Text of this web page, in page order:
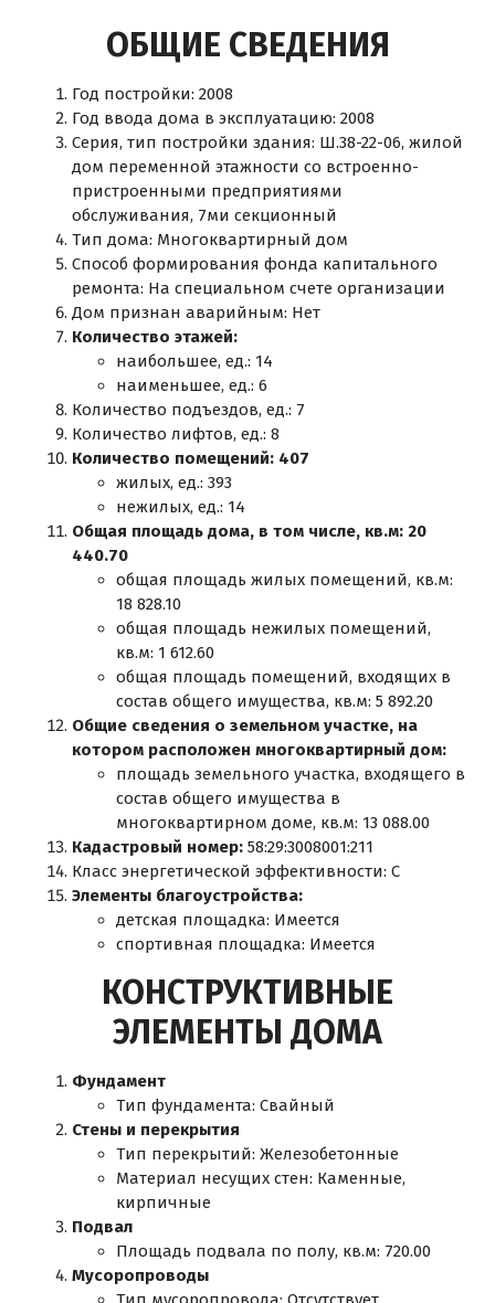
ОБЩИЕ СВЕДЕНИЯ
Год постройки: 2008
Год ввода дома в эксплуатацию: 2008
Серия, тип постройки здания: Ш.38-22-06, жилой
дом переменной этажности со встроенно-
пристроенными предприятиями
обслуживания, 7ми секционный
Тип дома: Многоквартирный дом
Способ формирования фонда капитального
ремонта: На специальном счете организации
Дом признан аварийным: Нет
Количество этажей:
наибольшее, ед.: 14
наименьшее, ед.: 6
Количество подъездов, ед.: 7
Количество лифтов, ед.: 8
Количество помещений: 407
жилых, ед.: 393
нежилых, ед.: 14
Общая площадь дома, в том числе, кв.м: 20
440.70
общая площадь жилых помещений, кв.м:
18 828.10
общая площадь нежилых помещений,
кв.м: 1 612.60
общая площадь помещений, входящих в
состав общего имущества, кв.м: 5 892.20
Общие сведения о земельном участке, на
котором расположен многоквартирный дом:
площадь земельного участка, входящего в
состав общего имущества в
многоквартирном доме, кв.м: 13 088.00
Кадастровый номер: 58:29:3008001:211
Класс энергетической эффективности: C
Элементы благоустройства:
детская площадка: Имеется
спортивная площадка: Имеется
КОНСТРУКТИВНЫЕ
ЭЛЕМЕНТЫ ДОМА
Фундамент
Тип фундамента: Свайный
Стены и перекрытия
Тип перекрытий: Железобетонные
Материал несущих стен: Каменные,
кирпичные
Подвал
Площадь подвала по полу, кв.м: 720.00
Мусоропроводы